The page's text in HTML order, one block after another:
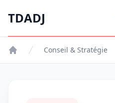
TDADJ
TDADJ
Conseil & Stratégie